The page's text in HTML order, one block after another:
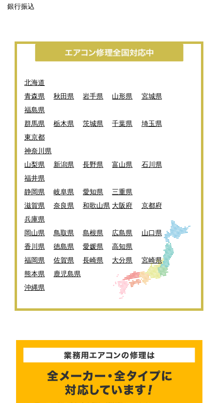
銀行振込
北海道
青森県
秋田県 岩手県 山形県
宮城県
福島県
群馬県
栃木県 茨城県 千葉県
埼玉県
東京都
神奈川県
山梨県
新潟県 長野県 富山県
石川県
福井県
静岡県
岐阜県 愛知県
三重県
滋賀県
奈良県 和歌山県 大阪府
京都府
兵庫県
岡山県
鳥取県 島根県 広島県
山口県
香川県
徳島県 愛媛県
高知県
福岡県
佐賀県 長崎県 大分県
宮崎県
熊本県
鹿児島県
沖縄県